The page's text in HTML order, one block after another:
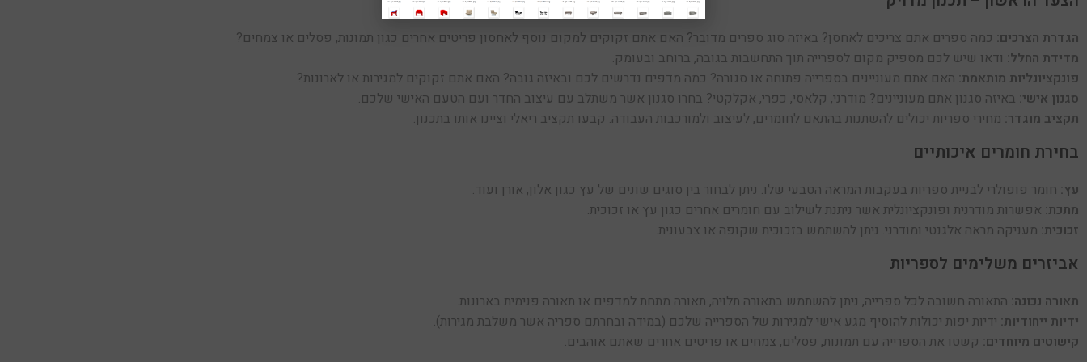
הגדרת הצרכים: כמה ספרים אתם צריכים לאחסן? באיזה סוג ספרים מדובר? האם אתם זקוקים למקום נוסף לאחסון פריטים אחרים כגון תמונות, פסלים או צמחים?
מדידת החלל: ודאו שיש לכם מספיק מקום לספרייה תוך התחשבות בגובה, ברוחב ובעומק.
פונקציונליות מותאמת: האם אתם מעוניינים בספרייה פתוחה או סגורה? כמה מדפים נדרשים לכם ובאיזה גובה? האם אתם זקוקים למגירות או לארונות?
סגנון אישי: באיזה סגנון אתם מעוניינים? מודרני, קלאסי, כפרי, אקלקטי? בחרו סגנון אשר משתלב עם עיצוב החדר ועם הטעם האישי שלכם.
תקציב מוגדר: מחירי ספריות יכולים להשתנות בהתאם לחומרים, לעיצוב ולמורכבות העבודה. קבעו תקציב ריאלי וציינו אותו בתכנון.
בחירת חומרים איכותיים
עץ: חומר פופולרי לבניית ספריות בעקבות המראה הטבעי שלו. ניתן לבחור בין סוגים שונים של עץ כגון אלון, אורן ועוד.
מתכת: אפשרות מודרנית ופונקציונלית אשר ניתנת לשילוב עם חומרים אחרים כגון עץ או זכוכית.
זכוכית: מעניקה מראה אלגנטי ומודרני. ניתן להשתמש בזכוכית שקופה או צבעונית.
אביזרים משלימים לספריות
תאורה נכונה: התאורה חשובה לכל ספרייה, ניתן להשתמש בתאורה תלויה, תאורה מתחת למדפים או תאורה פנימית בארונות.
ידיות ייחודיות: ידיות יפות יכולות להוסיף מגע אישי למגירות של הספרייה שלכם (במידה ובחרתם ספריה אשר משלבת מגירות).
קישוטים מיוחדים: קשטו את הספרייה עם תמונות, פסלים, צמחים או פריטים אחרים שאתם אוהבים.